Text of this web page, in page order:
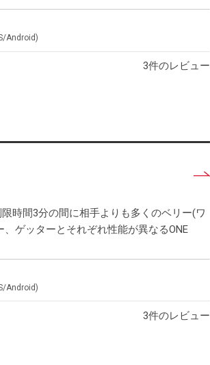
Android
3件のレビュー
時間3分の間に相手よりも多くのベリー(ワ
ゲッターとそれぞれ性能が異なるONE
Android
3件のレビュー